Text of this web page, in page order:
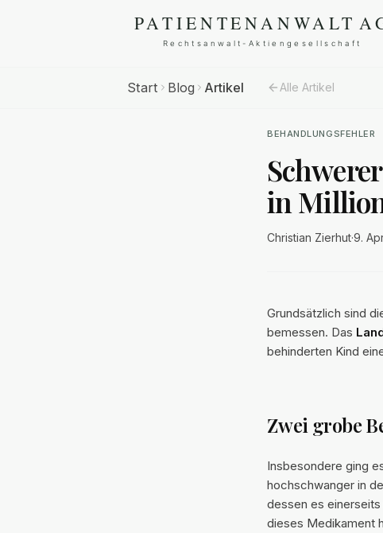
Start Blog Artikel Alle Artikel
BEHANDLUNGSFEHLER
in
Christian Zierhut·9.
Grundsätzlich sind
bemessen. Das
behinderten Kind
Zwei grobe
Insbesondere ging
hochschwanger in
dessen es
dieses Medikament